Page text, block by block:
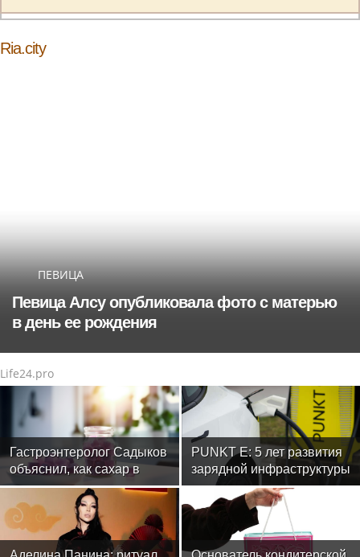
Ria.city
ПЕВИЦА
Певица Алсу опубликовала фото с матерью
в день ее рождения
Life24.pro
Гастроэнтеролог Садыков
объяснил, как сахар в
рационе ускоряет
изнашивание тканей
PUNKT E: 5 лет развития
зарядной инфраструктуры